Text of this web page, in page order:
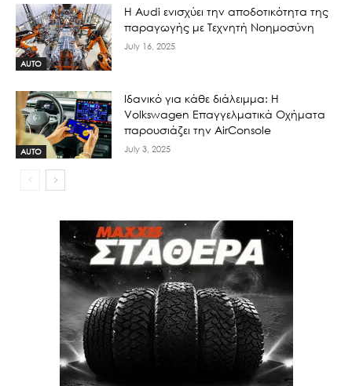
AUTO
Η Audi ενισχύει την αποδοτικότητα της
παραγωγής με Τεχνητή Νοημοσύνη
July 16, 2025
AUTO
Ιδανικό για κάθε διάλειμμα: Η
Volkswagen Επαγγελματικά Οχήματα
παρουσιάζει την AirConsole
July 3, 2025